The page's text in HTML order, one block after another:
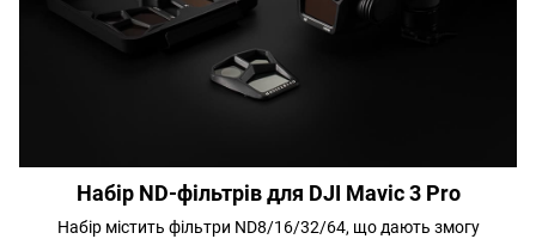
Набір ND-фільтрів для DJI Mavic 3 Pro
Набір містить фільтри ND8/16/32/64, що дають змогу